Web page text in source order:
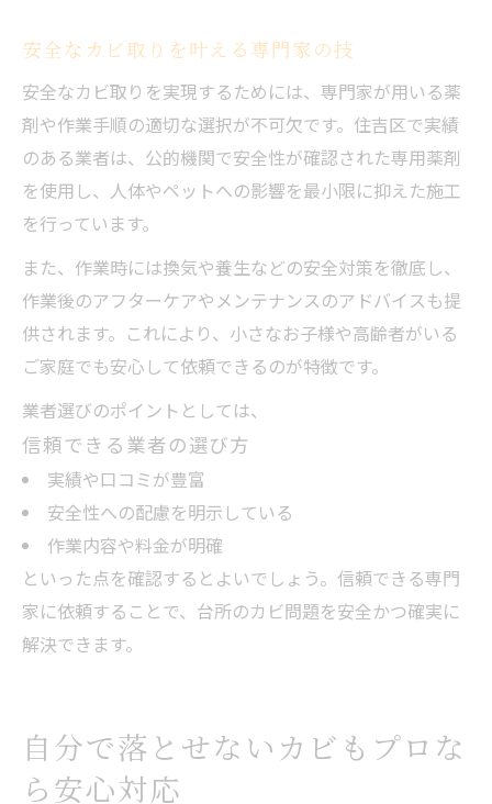
安全なカビ取りを叶える専門家の技
安全なカビ取りを実現するためには、専門家が用いる薬
剤や作業手順の適切な選択が不可欠です。住吉区で実績
のある業者は、公的機関で安全性が確認された専用薬剤
を使用し、人体やペットへの影響を最小限に抑えた施工
を行っています。
また、作業時には換気や養生などの安全対策を徹底し、
作業後のアフターケアやメンテナンスのアドバイスも提
供されます。これにより、小さなお子様や高齢者がいる
ご家庭でも安心して依頼できるのが特徴です。
業者選びのポイントとしては、
信頼できる業者の選び方
実績や口コミが豊富
安全性への配慮を明示している
作業内容や料金が明確
といった点を確認するとよいでしょう。信頼できる専門
家に依頼することで、台所のカビ問題を安全かつ確実に
解決できます。
自分で落とせないカビもプロな
ら安心対応